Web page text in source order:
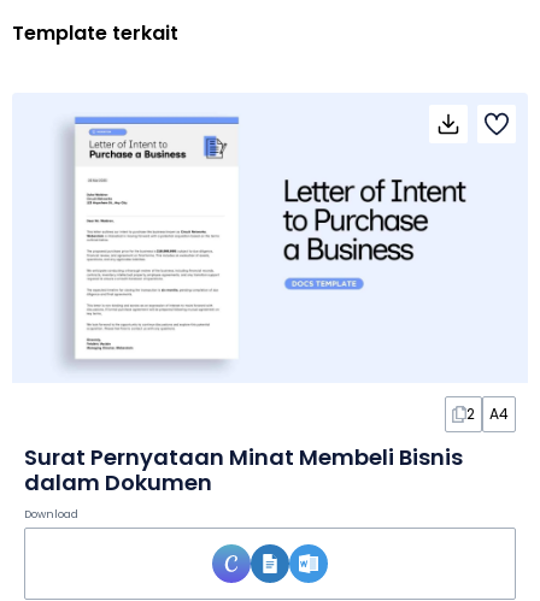
Template terkait
2 A4
Surat Pernyataan Minat Membeli Bisnis
dalam Dokumen
Download